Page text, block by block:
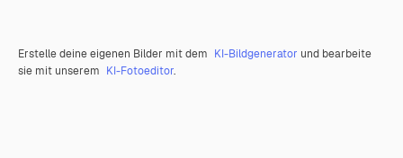
Erstelle deine eigenen Bilder mit dem KI-Bildgenerator und bearbeite
sie mit unserem KI-Fotoeditor.